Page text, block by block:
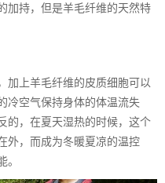
加持，但是羊毛纤维的天然特
加上羊毛纤维的皮质细胞可以
冷空气保持身体的体温流失
的，在夏天湿热的时候，这个
外，而成为冬暖夏凉的温控
。